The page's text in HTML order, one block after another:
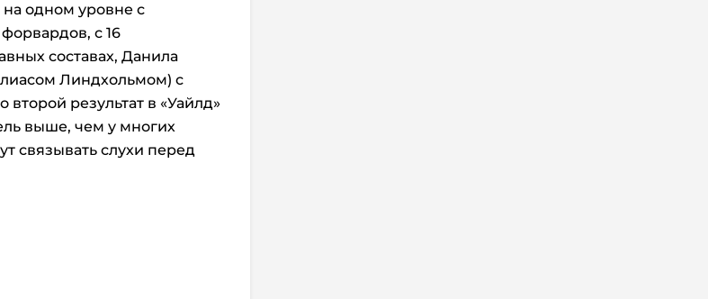
на одном уровне с
с 16
составах, Данила
Линдхольмом) с
второй результат в «Уайлд»
выше, чем у многих
связывать слухи перед